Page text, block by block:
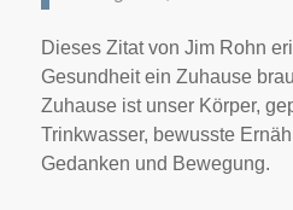
Dieses Zitat von Jim Rohn
Gesundheit ein Zuhause
Zuhause ist unser Körper,
Trinkwasser, bewusste
Gedanken und Bewegung.